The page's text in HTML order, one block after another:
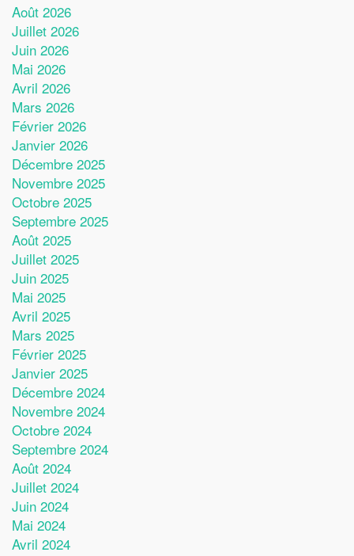
Août 2026
Juillet 2026
Juin 2026
Mai 2026
Avril 2026
Mars 2026
Février 2026
Janvier 2026
Décembre 2025
Novembre 2025
Octobre 2025
Septembre 2025
Août 2025
Juillet 2025
Juin 2025
Mai 2025
Avril 2025
Mars 2025
Février 2025
Janvier 2025
Décembre 2024
Novembre 2024
Octobre 2024
Septembre 2024
Août 2024
Juillet 2024
Juin 2024
Mai 2024
Avril 2024